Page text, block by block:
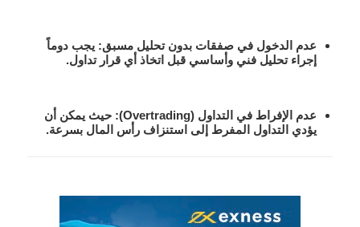
عدم الدخول في صفقات بدون تحليل مسبق: يجب دوماً
إجراء تحليل فني وأساسي قبل اتخاذ أي قرار تداول.
عدم الإفراط في التداول (Overtrading)
: حيث يمكن أن
يؤدي التداول المفرط إلى استنزاف رأس المال بسرعة.